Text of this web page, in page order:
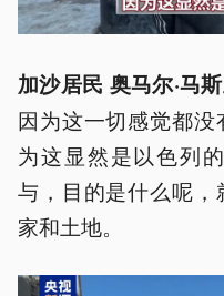
加沙居民 奥马尔·马
因为这一切感觉都
为这显然是以色列
与，目的是什么呢
家和土地。